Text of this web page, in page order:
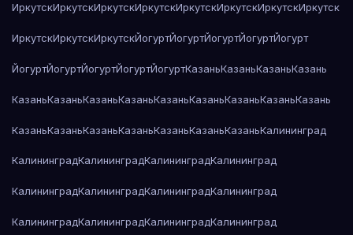
ИркутскИркутскИркутскИркутскИркутскИркутскИркутскИркутск
ИркутскИркутскИркутскЙогуртЙогуртЙогуртЙогуртЙогурт
ЙогуртЙогуртЙогуртЙогуртЙогуртКазаньКазаньКазаньКазань
КазаньКазаньКазаньКазаньКазаньКазаньКазаньКазаньКазань
КазаньКазаньКазаньКазаньКазаньКазаньКазаньКалининград
КалининградКалининградКалининградКалининград
КалининградКалининградКалининградКалининград
КалининградКалининградКалининградКалининград